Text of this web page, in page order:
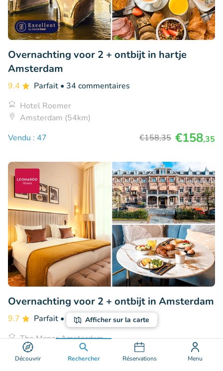
Découvrir Rechercher Réservations Menu
Afficher sur la carte
Overnachting voor 2 + ontbijt in hartje
Amsterdam
9.4 Parfait • 34 commentaires
Hotel Roemer
Amsterdam (54km)
Vendu : 47
€158,35 €158,35
Overnachting voor 2 + ontbijt in Amsterdam
9.7 Parfait • 201 commentaires
The Manor Amsterdam
Amsterdam (55km)